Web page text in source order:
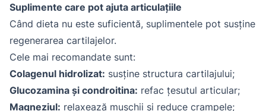
Suplimente care pot ajuta articulațiile
Când dieta nu este suficientă, suplimentele pot susține
regenerarea cartilajelor.
Cele mai recomandate sunt:
Colagenul hidrolizat: susține structura cartilajului;
Glucozamina și condroitina: refac țesutul articular;
Magneziul: relaxează mușchii și reduce crampele;